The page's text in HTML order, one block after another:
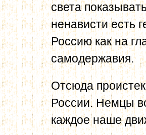
света
ненависти есть
Россию как на
самодержавия.
Отсюда
России. Немцы
каждое наше